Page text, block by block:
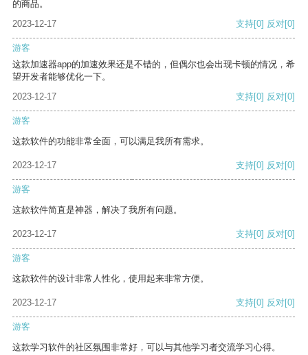
的商品。
2023-12-17
支持[0] 反对[0]
游客
这款加速器app的加速效果还是不错的，但偶尔也会出现卡顿的情况，希
望开发者能够优化一下。
2023-12-17
支持[0] 反对[0]
游客
这款软件的功能非常全面，可以满足我所有需求。
2023-12-17 支持[0] 反对[0]
游客
这款软件简直是神器，解决了我所有问题。
2023-12-17 支持[0] 反对[0]
游客
这款软件的设计非常人性化，使用起来非常方便。
2023-12-17 支持[0] 反对[0]
游客
这款学习软件的社区氛围非常好，可以与其他学习者交流学习心得。